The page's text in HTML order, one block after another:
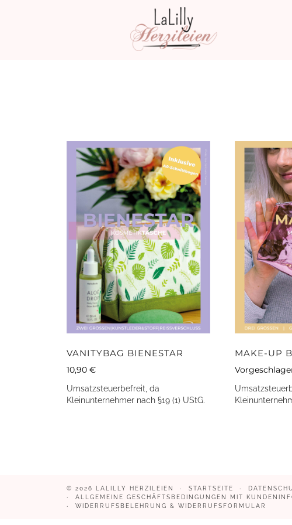
VANITYBAG BIENESTAR
10,90 €
Umsatzsteuerbefreit, da
Kleinunternehmer nach §19 (1) UStG.
MAKE-UP
© 2026 LALILLY HERZILEIEN STARTSEITE
ALLGEMEINE GESCHÄFTSBEDINGUNGEN MIT
WIDERRUFSBELEHRUNG & WIDERRUFSFORMULAR